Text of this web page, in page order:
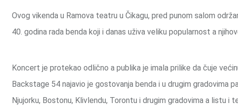
Ovog vikenda u Ramova teatru u Čikagu, pred punom salom
40. godina rada benda koji i danas uživa veliku popularnost a
Koncert je protekao odlično a publika je imala prilike da čuje
Backstage 54 najavio je gostovanja benda i u drugim gradovima
Njujorku, Bostonu, Klivlendu, Torontu i drugim gradovima a listu i